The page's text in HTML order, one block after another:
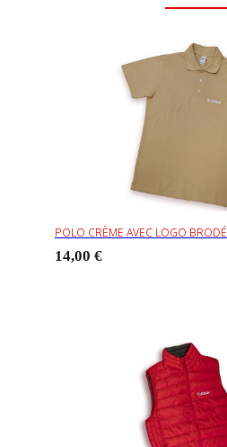
POLO CRÈME AVEC LOGO BRODÉ
14,00 €